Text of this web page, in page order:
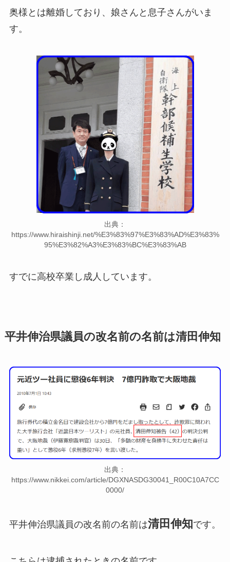
奥様とは離婚しており、娘さんと息子さんがいま
す。
出典：
https://www.hiraishinji.net/%E3%83%97%E3%83%AD%E3%83%
95%E3%82%A3%E3%83%BC%E3%83%AB
すでに高校卒業し成人しています。
平井伸治県議員の改名前の名前は清田伸知
出典：
https://www.nikkei.com/article/DGXNASDG30041_R00C10A7CC
0000/
平井伸治県議員の改名前の名前は清田伸知です。